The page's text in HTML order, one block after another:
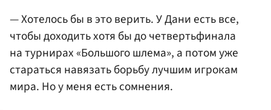
— Хотелось бы в это верить. У Дани есть все,
чтобы доходить хотя бы до четвертьфинала
на турнирах «Большого шлема», а потом уже
стараться навязать борьбу лучшим игрокам
мира. Но у меня есть сомнения.